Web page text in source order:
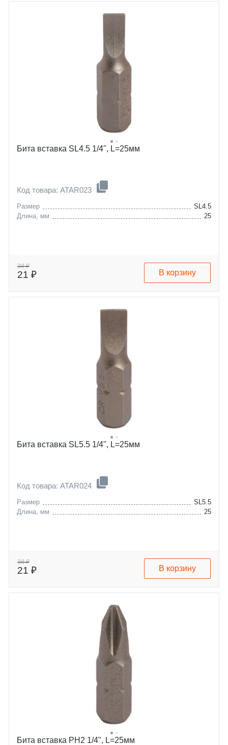
Бита вставка SL4.5 1/4", L=25мм
Код товара: ATAR023
Размер
SL4.5
Длина, мм
25
38 ₽
21 ₽ В корзину
Бита вставка SL5.5 1/4", L=25мм
Код товара: ATAR024
Размер
SL5.5
Длина, мм
25
38 ₽
21 ₽ В корзину
Бита вставка PH2 1/4", L=25мм